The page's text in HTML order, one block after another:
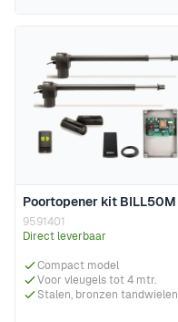
Poortopener kit BILL50M
9591401
Direct leverbaar
Compact model
Voor vleugels tot 4 mtr.
Stalen, bronzen tandwielen